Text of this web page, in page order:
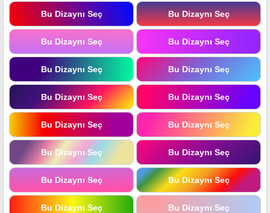
Bu Dizaynı Seç Bu Dizaynı Seç
Bu Dizaynı Seç Bu Dizaynı Seç
Bu Dizaynı Seç Bu Dizaynı Seç
Bu Dizaynı Seç Bu Dizaynı Seç
Bu Dizaynı Seç Bu Dizaynı Seç
Bu Dizaynı Seç Bu Dizaynı Seç
Bu Dizaynı Seç Bu Dizaynı Seç
Bu Dizaynı Seç Bu Dizaynı Seç